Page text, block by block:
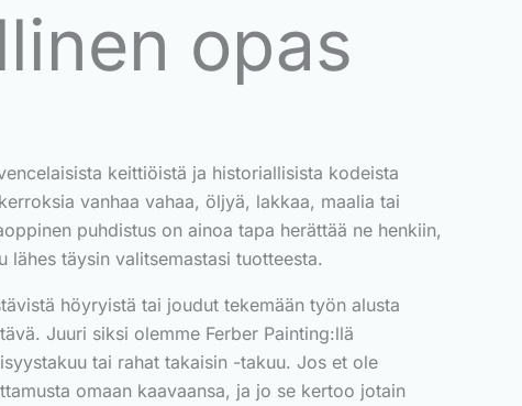
opas
keittiöistä ja historiallisista kodeista
vanhaa vahaa, öljyä, lakkaa, maalia tai
puhdistus on ainoa tapa herättää ne henkiin,
täysin valitsemastasi tuotteesta.
höyryistä tai joudut tekemään työn alusta
Juuri siksi olemme Ferber Painting:llä
tai rahat takaisin -takuu. Jos et ole
omaan kaavaansa, ja jo se kertoo jotain